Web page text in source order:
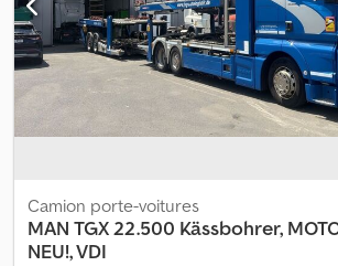
Camion porte-voitures
MAN TGX 22.500 Kässbohrer,
NEU!, VDI